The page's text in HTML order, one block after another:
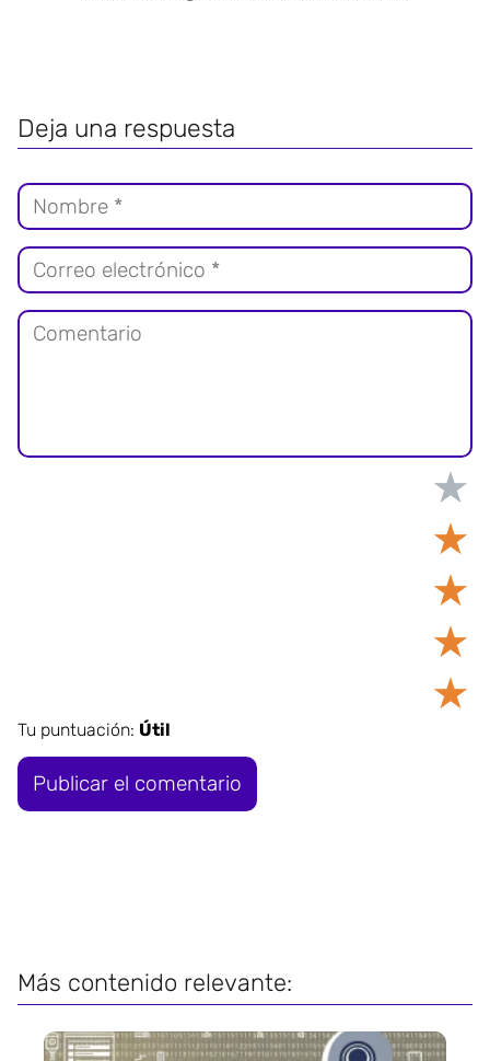
Deja una respuesta
★
★
★
★
★
Tu puntuación: Útil
Más contenido relevante: